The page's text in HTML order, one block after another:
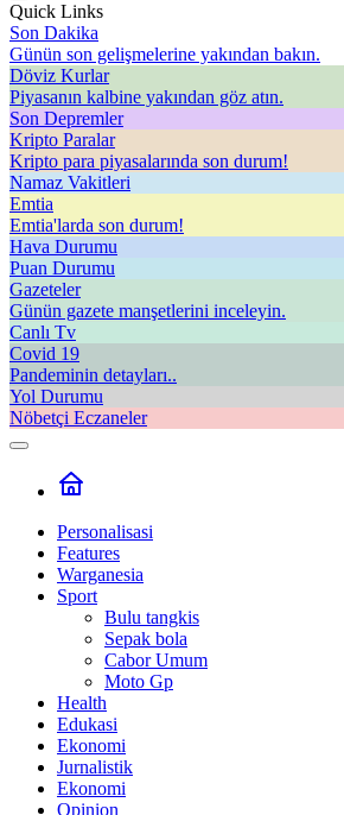
Quick Links
Son Dakika
Günün son gelişmelerine yakından bakın.
Döviz Kurlar
Piyasanın kalbine yakından göz atın.
Son Depremler
Kripto Paralar
Kripto para piyasalarında son durum!
Namaz Vakitleri
Emtia
Emtia'larda son durum!
Hava Durumu
Puan Durumu
Gazeteler
Günün gazete manşetlerini inceleyin.
Canlı Tv
Covid 19
Pandeminin detayları..
Yol Durumu
Nöbetçi Eczaneler
Personalisasi
Features
Warganesia
Sport
Bulu tangkis
Sepak bola
Cabor Umum
Moto Gp
Health
Edukasi
Ekonomi
Jurnalistik
Ekonomi
Opinion